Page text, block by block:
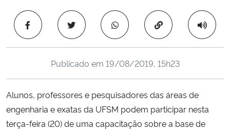
Ministério da Cidadania
Ministério da Saúde
Ministério de Minas e Energia
Ministério da Ciência, Tecnologia, Inovações e Comunicações
Ministério do Meio Ambiente
Copiar para área
Publicado em 19/08/2019, 15h23
Alunos, professores e pesquisadores das áreas de
engenharia e exatas da UFSM podem participar nesta
terça-feira (20) de uma capacitação sobre a base de